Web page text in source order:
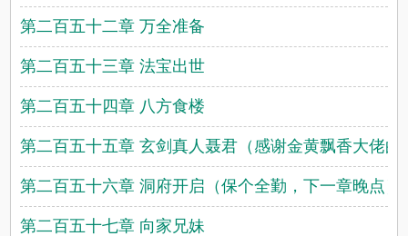
第二百五十二章 万全准备
第二百五十三章 法宝出世
第二百五十四章 八方食楼
第二百五十五章 玄剑真人聂君（感谢金黄飘香大佬的
第二百五十六章 洞府开启（保个全勤，下一章晚点）
第二百五十七章 向家兄妹